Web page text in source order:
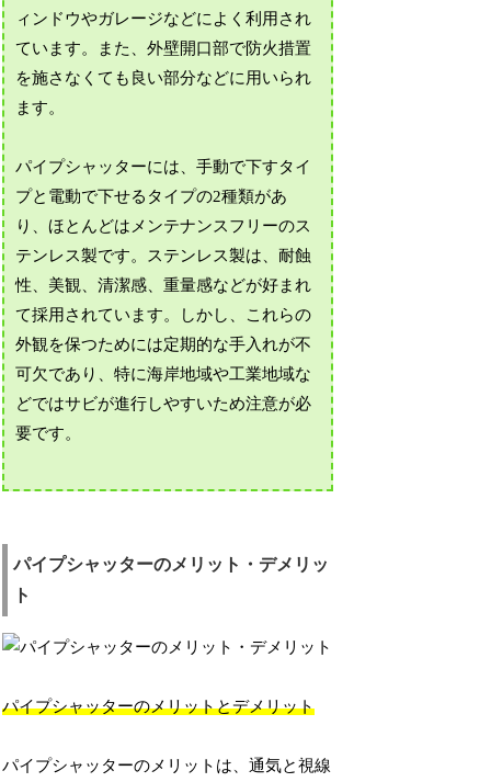
ィンドウやガレージなどによく利用され
ています。また、外壁開口部で防火措置
を施さなくても良い部分などに用いられ
ます。
パイプシャッターには、手動で下すタイ
プと電動で下せるタイプの2種類があ
り、ほとんどはメンテナンスフリーのス
テンレス製です。ステンレス製は、耐蝕
性、美観、清潔感、重量感などが好まれ
て採用されています。しかし、これらの
外観を保つためには定期的な手入れが不
可欠であり、特に海岸地域や工業地域な
どではサビが進行しやすいため注意が必
要です。
パイプシャッターのメリット・デメリッ
ト
パイプシャッターのメリットとデメリット
パイプシャッターのメリットは、通気と視線